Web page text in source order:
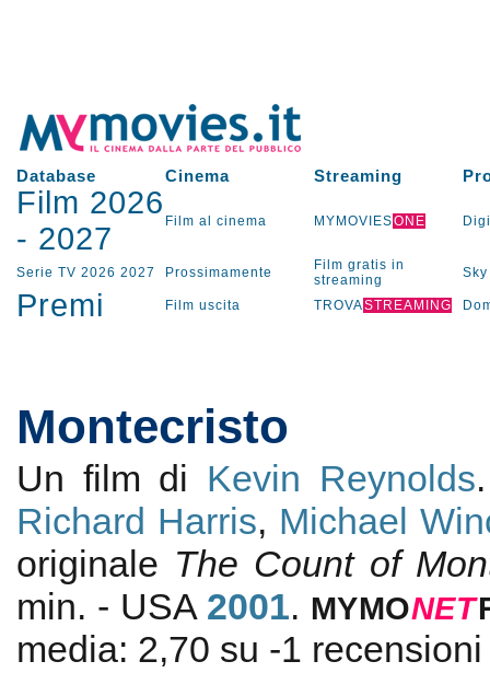
Database Cinema Streaming
Film 2026
- 2027 Film al cinema MYMOVIESONE
Serie TV 2026 2027 Prossimamente
Film gratis in
streaming
Sky
Premi Film uscita TROVASTREAMING
Montecristo
Un film di Kevin Reynolds
Richard Harris, Michael
originale The Count of
min. - USA 2001. MYMONET
media: 2,70 su -1